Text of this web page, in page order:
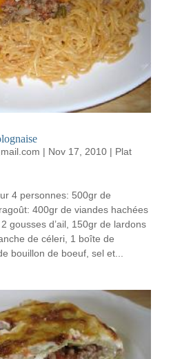
| Nov 17, 2010| Plat
4 personnes: 500gr de
400gr de viandes hachées
gousses d’ail, 150gr de lardons
de céleri, 1 boîte de
bouillon de boeuf, sel et...